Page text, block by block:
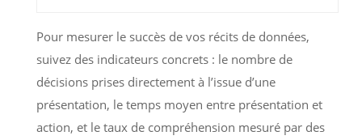
Pour mesurer le succès de vos récits de données,
suivez des indicateurs concrets : le nombre de
décisions prises directement à l’issue d’une
présentation, le temps moyen entre présentation et
action, et le taux de compréhension mesuré par des